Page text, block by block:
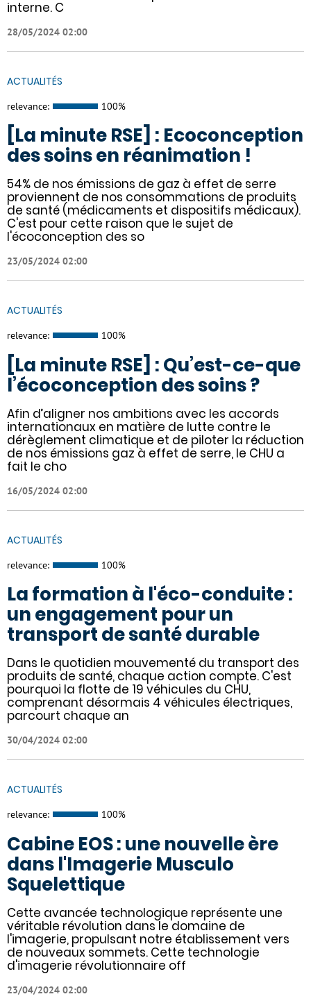
interne. C
28/05/2024 02:00
ACTUALITÉS
relevance: 100%
[La minute RSE] : Ecoconception
des soins en réanimation !
54% de nos émissions de gaz à effet de serre
proviennent de nos consommations de produits
de santé (médicaments et dispositifs médicaux).
C'est pour cette raison que le sujet de
l'écoconception des so
23/05/2024 02:00
ACTUALITÉS
relevance: 100%
[La minute RSE] : Qu’est-ce-que
l’écoconception des soins ?
Afin d’aligner nos ambitions avec les accords
internationaux en matière de lutte contre le
dérèglement climatique et de piloter la réduction
de nos émissions gaz à effet de serre, le CHU a
fait le cho
16/05/2024 02:00
ACTUALITÉS
relevance: 100%
La formation à l'éco-conduite :
un engagement pour un
transport de santé durable
Dans le quotidien mouvementé du transport des
produits de santé, chaque action compte. C'est
pourquoi la flotte de 19 véhicules du CHU,
comprenant désormais 4 véhicules électriques,
parcourt chaque an
30/04/2024 02:00
ACTUALITÉS
relevance: 100%
Cabine EOS : une nouvelle ère
dans l'Imagerie Musculo
Squelettique
Cette avancée technologique représente une
véritable révolution dans le domaine de
l'imagerie, propulsant notre établissement vers
de nouveaux sommets. Cette technologie
d'imagerie révolutionnaire off
23/04/2024 02:00